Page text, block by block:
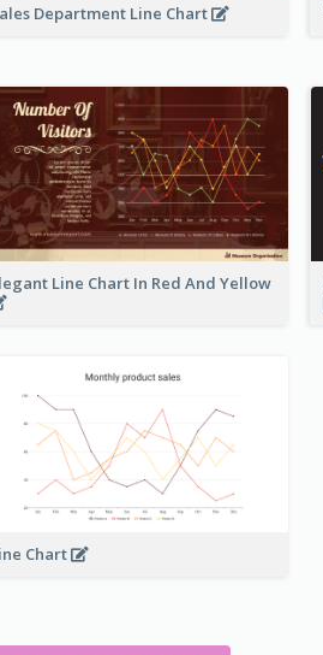
Department Line Chart
Line Chart In Red And Yellow
Chart